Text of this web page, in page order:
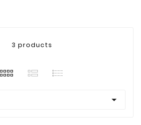
3 products
